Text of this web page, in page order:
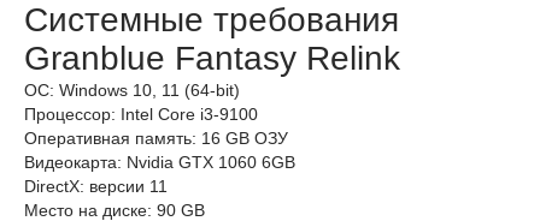
Системные требования
Granblue Fantasy Relink
ОС: Windows 10, 11 (64-bit)
Процессор: Intel Core i3-9100
Оперативная память: 16 GB ОЗУ
Видеокарта: Nvidia GTX 1060 6GB
DirectX: версии 11
Место на диске: 90 GB